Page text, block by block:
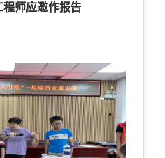
程师应邀作报告